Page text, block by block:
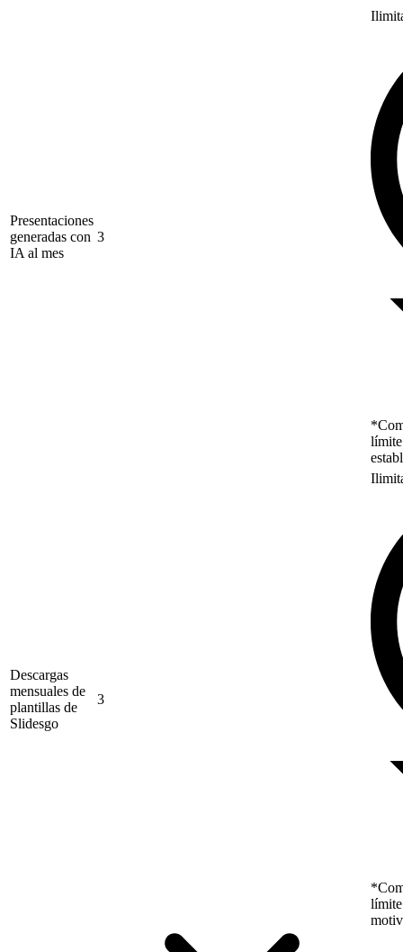
Presentaciones
generadas con
IA al mes
3
Descargas
mensuales de
plantillas de
Slidesgo
3
límite